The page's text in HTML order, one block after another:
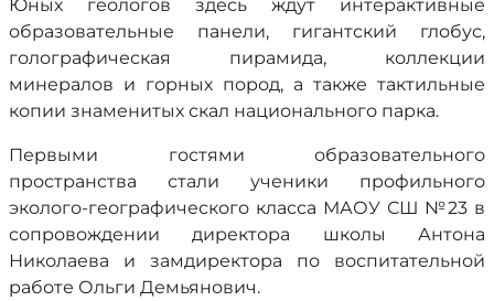
Юных геологов здесь ждут интерактивные
образовательные панели, гигантский глобус,
голографическая пирамида, коллекции
минералов и горных пород, а также тактильные
копии знаменитых скал национального парка.
Первыми гостями образовательного
пространства стали ученики профильного
эколого-географического класса МАОУ СШ №23 в
сопровождении директора школы Антона
Николаева и замдиректора по воспитательной
работе Ольги Демьянович.